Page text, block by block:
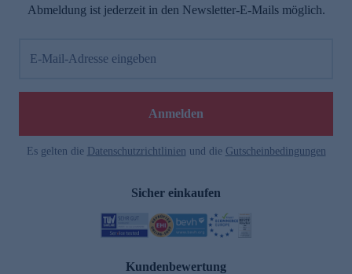
Abmeldung ist jederzeit in den Newsletter-E-Mails möglich.
E-Mail-Adresse eingeben
Anmelden
Es gelten die Datenschutzrichtlinien und die Gutscheinbedingungen
Sicher einkaufen
Kundenbewertung